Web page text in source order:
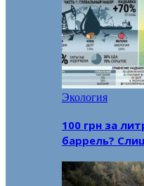
Экология
100 грн за
баррель?